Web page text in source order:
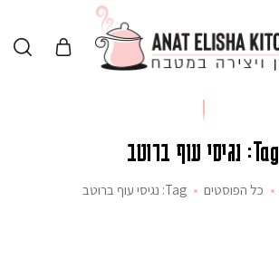
Tag: נגיסי עוף ברוטב
כל הפוסטים Tag: נגיסי עוף ברוטב